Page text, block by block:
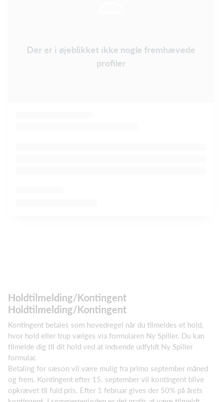
Der er i øjeblikket ikke nogle fremhævede
profiler
​Holdtilmelding/Kontingent
​Holdtilmelding/Kontingent
Kontingent betales som hovedregel når du tilmeldes et hold,
hvor hold eller trup vælges via formularen Ny Spiller. Du kan
tilmelde dig til dit hold ved at indsende udfyldt Ny Spiller
formular.
Betaling for sæson vil være mulig fra primo september måned
og frem. Kontingent efter 15. september vil kontingent blive
opkrævet til fuld pris. Efter 1 februar gives der 50% på årets